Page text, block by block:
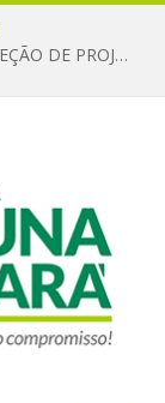
CHAMAMENTO PÚBLICO Nº 01/2026 – SELEÇÃO DE PROJETOS PARA FIRMAR TERMO DE EXECUÇÃO CULTURAL COM RECURSOS DA POLÍTICA NACIONAL ALDIR BLANC DE FOMENTO À CULTURA – PNAB (LEI Nº 14.399/2022)